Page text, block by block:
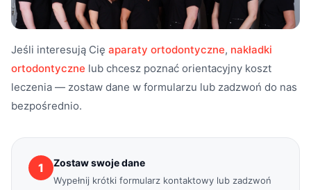
Jeśli interesują Cię aparaty ortodontyczne, nakładki
ortodontyczne lub chcesz poznać orientacyjny koszt
leczenia — zostaw dane w formularzu lub zadzwoń do nas
bezpośrednio.
1 Zostaw swoje dane
Wypełnij krótki formularz kontaktowy lub zadzwoń
ZnanyLekarz
Miła i profesjonalna obsługa.
A AnetaZ.
kwiecień 2025
Polecam Panią Doktor, zaangażowanie i dokładne wyjaśnienie
uśmiech zdrowy na twarzy.
K Krzysztof Zimoń
kwiecień 2025